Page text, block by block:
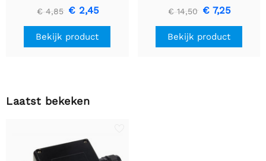
€ 4,85 € 2,45
Bekijk product
kleuren - 60m - flexibele
kern (multi core)
€ 14,50 € 7,25
Bekijk product
Laatst bekeken